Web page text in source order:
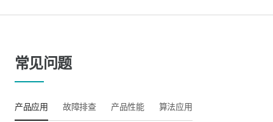
常见问题
产品应用 故障排查 产品性能 算法应用